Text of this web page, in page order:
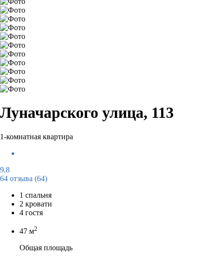
Луначарского улица, 113
1-комнатная квартира
9,8
64 отзыва (64)
1 спальня
2 кровати
4 гостя
47 м2
Общая площадь